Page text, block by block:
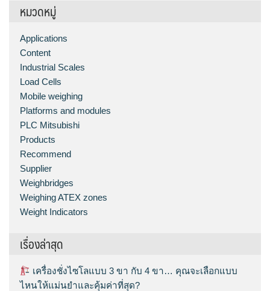
หมวดหมู่
Applications
Content
Industrial Scales
Load Cells
Mobile weighing
Platforms and modules
PLC Mitsubishi
Products
Recommend
Supplier
Weighbridges
Weighing ATEX zones
Weight Indicators
เรื่องล่าสุด
เครื่องชั่งไซโลแบบ 3 ขา กับ 4 ขา… คุณจะเลือกแบบ
ไหนให้แม่นยำและคุ้มค่าที่สุด?